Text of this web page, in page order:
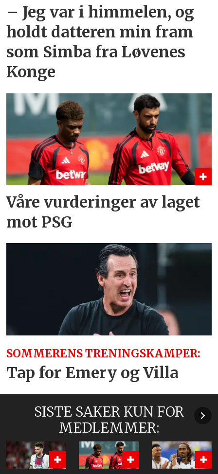
– Jeg var i himmelen, og
holdt datteren min fram
som Simba fra Løvenes
Konge
Våre vurderinger av laget
mot PSG
SOMMERENS TRENINGSKAMPER:
Tap for Emery og Villa
SISTE SAKER KUN FOR
MEDLEMMER: